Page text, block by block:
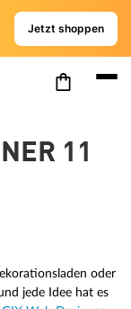
Jetzt shoppen
11
oder
jede Idee hat es